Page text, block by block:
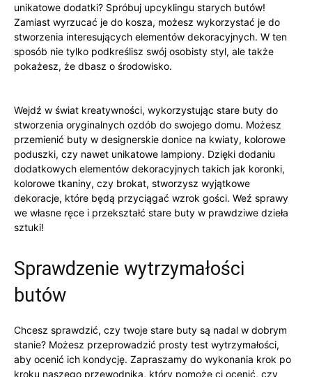
unikatowe dodatki? Spróbuj upcyklingu starych butów!‌
Zamiast wyrzucać je do kosza, możesz wykorzystać je⁤ do
stworzenia interesujących ⁣elementów dekoracyjnych. W ten
sposób nie ​tylko podkreślisz swój osobisty styl, ⁤ale⁣ także
‍pokażesz, że dbasz⁢ o‍ środowisko.
Wejdź w ⁣świat kreatywności, wykorzystując stare buty do
stworzenia oryginalnych ozdób​ do swojego domu. Możesz
przemienić buty w designerskie donice na⁤ kwiaty, kolorowe​
poduszki, czy nawet unikatowe lampiony. Dzięki dodaniu
dodatkowych elementów dekoracyjnych takich ​jak koronki,
⁢kolorowe tkaniny, czy ⁤brokat, stworzysz⁢ wyjątkowe
dekoracje, które będą przyciągać wzrok⁤ gości. Weź sprawy
we własne ręce​ i przekształć stare​ buty w prawdziwe dzieła
sztuki!
Sprawdzenie wytrzymałości
butów
Chcesz⁤ sprawdzić, czy⁣ twoje stare⁣ buty są nadal​ w dobrym
stanie? Możesz przeprowadzić prosty test wytrzymałości,
aby​ ocenić ich kondycję. Zapraszamy do​ wykonania krok po
kroku naszego przewodnika, który pomoże⁣ ci⁤ ocenić,​ czy